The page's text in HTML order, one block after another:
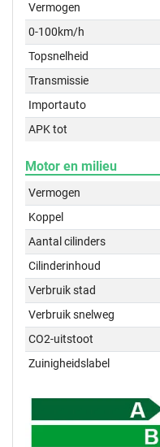
Vermogen
0-100km/h
Topsnelheid
Transmissie
Importauto
APK tot
Motor en milieu
Vermogen
Koppel
Aantal cilinders
Cilinderinhoud
Verbruik stad
Verbruik snelweg
CO2-uitstoot
Zuinigheidslabel